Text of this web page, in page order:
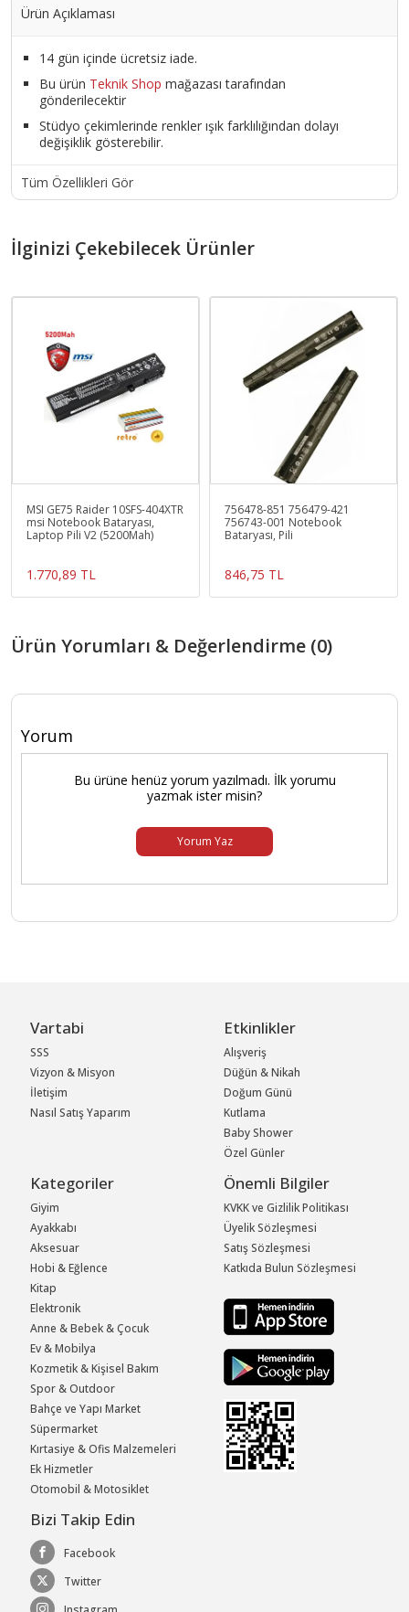
Ürün Açıklaması
14 gün içinde ücretsiz iade.
Bu ürün Teknik Shop mağazası tarafından
gönderilecektir
Stüdyo çekimlerinde renkler ışık farklılığından dolayı
değişiklik gösterebilir.
Tüm Özellikleri Gör
İlginizi Çekebilecek Ürünler
MSI GE75 Raider 10SFS-404XTR
msi Notebook Bataryası,
Laptop Pili V2 (5200Mah)
1.770,89 TL
756478-851 756479-421
756743-001 Notebook
Bataryası, Pili
846,75 TL
Ürün Yorumları & Değerlendirme (0)
Yorum
Bu ürüne henüz yorum yazılmadı. İlk yorumu
yazmak ister misin?
Yorum Yaz
Vartabi
SSS
Vizyon & Misyon
İletişim
Nasıl Satış Yaparım
Etkinlikler
Alışveriş
Düğün & Nikah
Doğum Günü
Kutlama
Baby Shower
Özel Günler
Kategoriler
Giyim
Ayakkabı
Aksesuar
Hobi & Eğlence
Kitap
Elektronik
Anne & Bebek & Çocuk
Ev & Mobilya
Kozmetik & Kişisel Bakım
Spor & Outdoor
Bahçe ve Yapı Market
Süpermarket
Kırtasiye & Ofis Malzemeleri
Ek Hizmetler
Otomobil & Motosiklet
Önemli Bilgiler
KVKK ve Gizlilik Politikası
Üyelik Sözleşmesi
Satış Sözleşmesi
Katkıda Bulun Sözleşmesi
Bizi Takip Edin
Facebook
Twitter